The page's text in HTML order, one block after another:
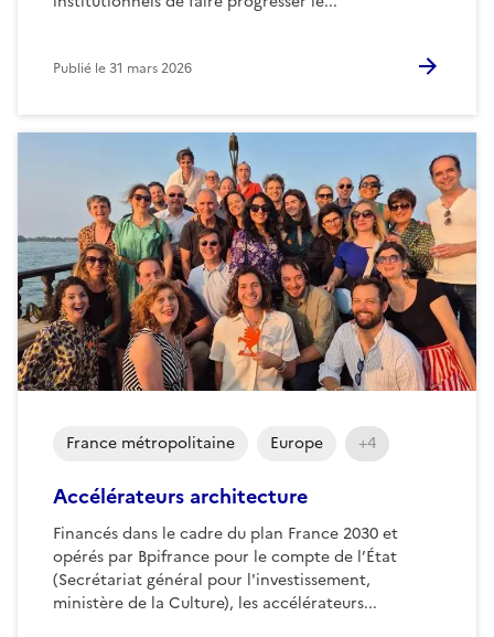
Publié le31 mars 2026
Accélérateurs architecture
Financés dans le cadre du plan France 2030 et
opérés par Bpifrance pour le compte de l’État
(Secrétariat général pour l'investissement,
ministère de la Culture), les accélérateurs...
France métropolitaine Europe +4